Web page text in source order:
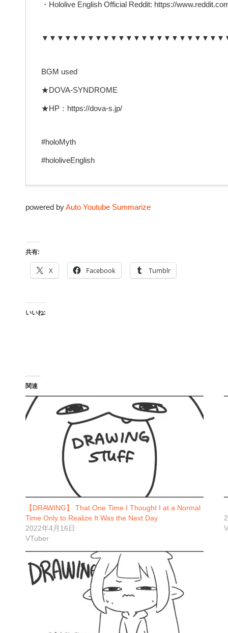
・Hololive English Official Reddit: https://
BGM used
★DOVA-SYNDROME
★HP：https://dova-s.jp/
#holoMyth
#hololiveEnglish
powered byAuto Youtube Summarize
共有:
X Facebook Tumblr
いいね:
関連
【DRAWING】 That One Time I Thought I at a Normal
Time Only to Realize It Was the Next Day
2022年4月16日
VTuber